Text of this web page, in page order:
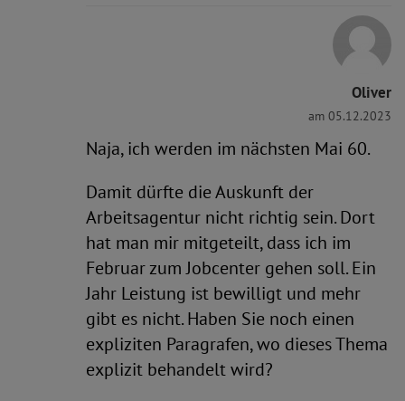
Oliver
am 05.12.2023
Naja, ich werden im nächsten Mai 60.
Damit dürfte die Auskunft der
Arbeitsagentur nicht richtig sein. Dort
hat man mir mitgeteilt, dass ich im
Februar zum Jobcenter gehen soll. Ein
Jahr Leistung ist bewilligt und mehr
gibt es nicht. Haben Sie noch einen
expliziten Paragrafen, wo dieses Thema
explizit behandelt wird?